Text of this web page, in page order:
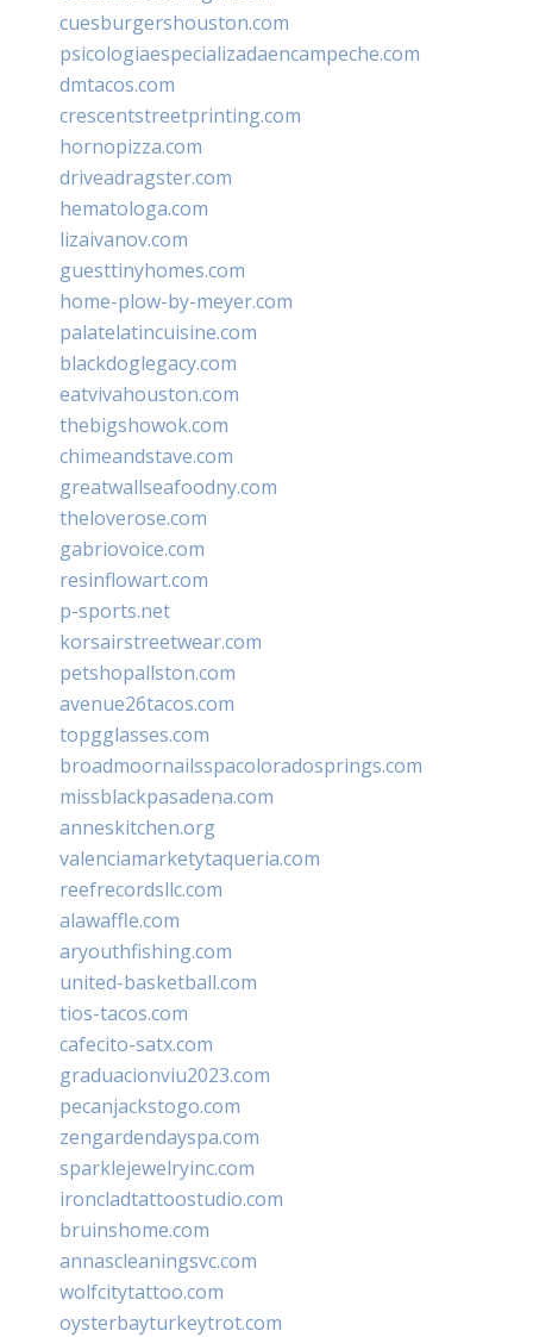
cuesburgershouston.com
psicologiaespecializadaencampeche.com
dmtacos.com
crescentstreetprinting.com
hornopizza.com
driveadragster.com
hematologa.com
lizaivanov.com
guesttinyhomes.com
home-plow-by-meyer.com
palatelatincuisine.com
blackdoglegacy.com
eatvivahouston.com
thebigshowok.com
chimeandstave.com
greatwallseafoodny.com
theloverose.com
gabriovoice.com
resinflowart.com
p-sports.net
korsairstreetwear.com
petshopallston.com
avenue26tacos.com
topgglasses.com
broadmoornailsspacoloradosprings.com
missblackpasadena.com
anneskitchen.org
valenciamarketytaqueria.com
reefrecordsllc.com
alawaffle.com
aryouthfishing.com
united-basketball.com
tios-tacos.com
cafecito-satx.com
graduacionviu2023.com
pecanjackstogo.com
zengardendayspa.com
sparklejewelryinc.com
ironcladtattoostudio.com
bruinshome.com
annascleaningsvc.com
wolfcitytattoo.com
oysterbayturkeytrot.com